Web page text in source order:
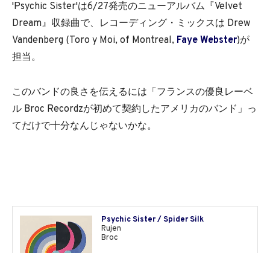
'Psychic Sister'は6/27発売のニューアルバム『Velvet
Dream』収録曲で、レコーディング・ミックスは Drew
Vandenberg (Toro y Moi, of Montreal, Faye Webster)が
担当。
このバンドの良さを伝えるには「フランスの優良レーベ
ル Broc Recordzが初めて契約したアメリカのバンド」っ
てだけで十分なんじゃないかな。
Psychic Sister / Spider Silk
Rujen
Broc